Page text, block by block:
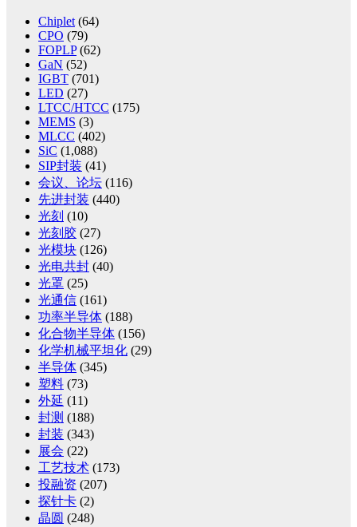
Chiplet (64)
CPO (79)
FOPLP(62)
GaN (52)
IGBT (701)
LED (27)
LTCC/HTCC (175)
MEMS (3)
MLCC (402)
SiC (1,088)
SIP封装 (41)
会议、论坛 (116)
先进封装 (440)
光刻 (10)
光刻胶 (27)
光模块 (126)
光电共封 (40)
光罩 (25)
光通信 (161)
功率半导体 (188)
化合物半导体 (156)
化学机械平坦化 (29)
半导体 (345)
塑料 (73)
外延 (11)
封测 (188)
封装 (343)
展会 (22)
工艺技术 (173)
投融资 (207)
探针卡 (2)
晶圆 (248)